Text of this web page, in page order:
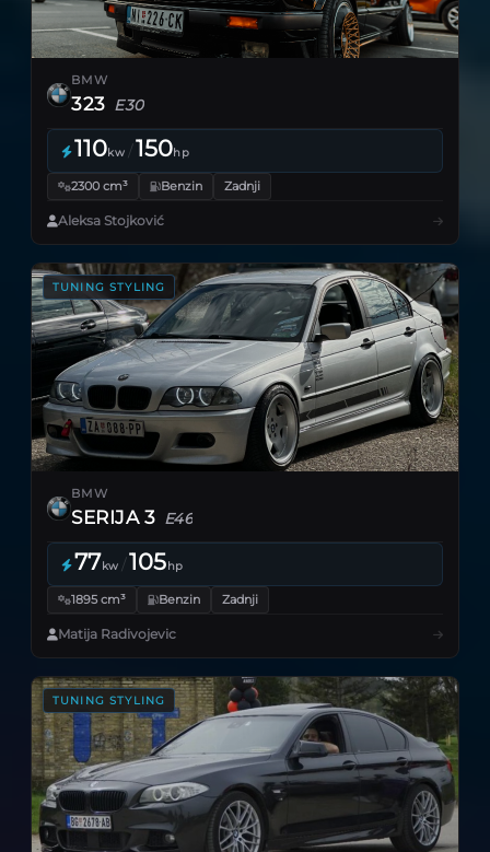
BMW
323 E30
110kw /150hp
2300 cm³ Benzin Zadnji
Aleksa Stojković
TUNING STYLING
BMW
SERIJA 3 E46
77kw /105hp
1895 cm³ Benzin Zadnji
Matija Radivojevic
TUNING STYLING